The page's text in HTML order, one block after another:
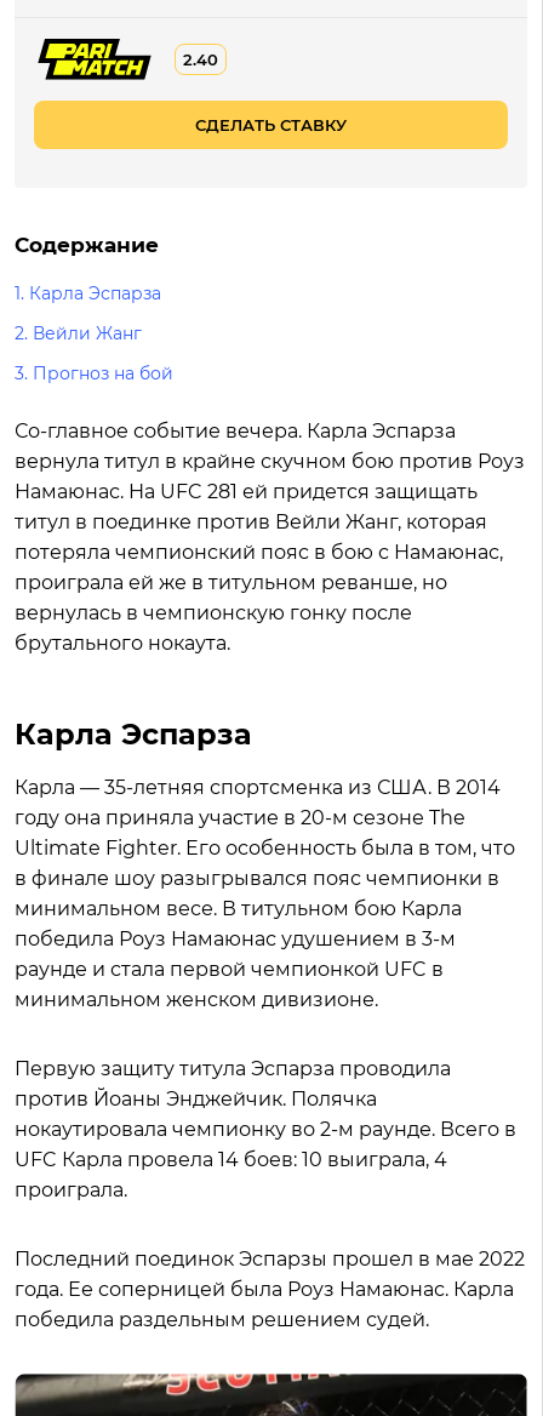
2.40
СДЕЛАТЬ СТАВКУ
Содержание
1. Карла Эспарза
2. Вейли Жанг
3. Прогноз на бой
Со-главное событие вечера. Карла Эспарза
вернула титул в крайне скучном бою против Роуз
Намаюнас. На UFC 281 ей придется защищать
титул в поединке против Вейли Жанг, которая
потеряла чемпионский пояс в бою с Намаюнас,
проиграла ей же в титульном реванше, но
вернулась в чемпионскую гонку после
брутального нокаута.
Карла Эспарза
Карла — 35-летняя спортсменка из США. В 2014
году она приняла участие в 20-м сезоне The
Ultimate Fighter. Его особенность была в том, что
в финале шоу разыгрывался пояс чемпионки в
минимальном весе. В титульном бою Карла
победила Роуз Намаюнас удушением в 3-м
раунде и стала первой чемпионкой UFC в
минимальном женском дивизионе.
Первую защиту титула Эспарза проводила
против Йоаны Энджейчик. Полячка
нокаутировала чемпионку во 2-м раунде. Всего в
UFC Карла провела 14 боев: 10 выиграла, 4
проиграла.
Последний поединок Эспарзы прошел в мае 2022
года. Ее соперницей была Роуз Намаюнас. Карла
победила раздельным решением судей.